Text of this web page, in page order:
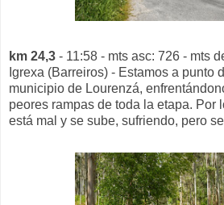
km 24,3 - 11:58 - mts asc: 726 - mts
Igrexa (Barreiros) - Estamos a punto
municipio de Lourenzá,
peores rampas de toda la etapa. Por
está mal y se sube, sufriendo, pero